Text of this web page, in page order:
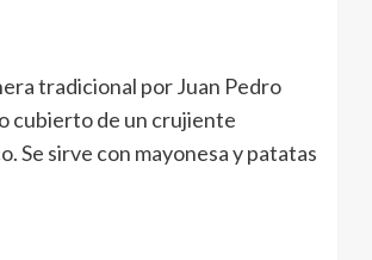
tradicional por Juan Pedro
cubierto de un crujiente
Se sirve con mayonesa y patatas